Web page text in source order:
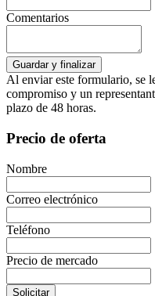
Comentarios
Al enviar este formulario, se
compromiso y un
plazo de 48 horas.
Precio de oferta
Nombre
Correo electrónico
Teléfono
Precio de mercado
Solicitar